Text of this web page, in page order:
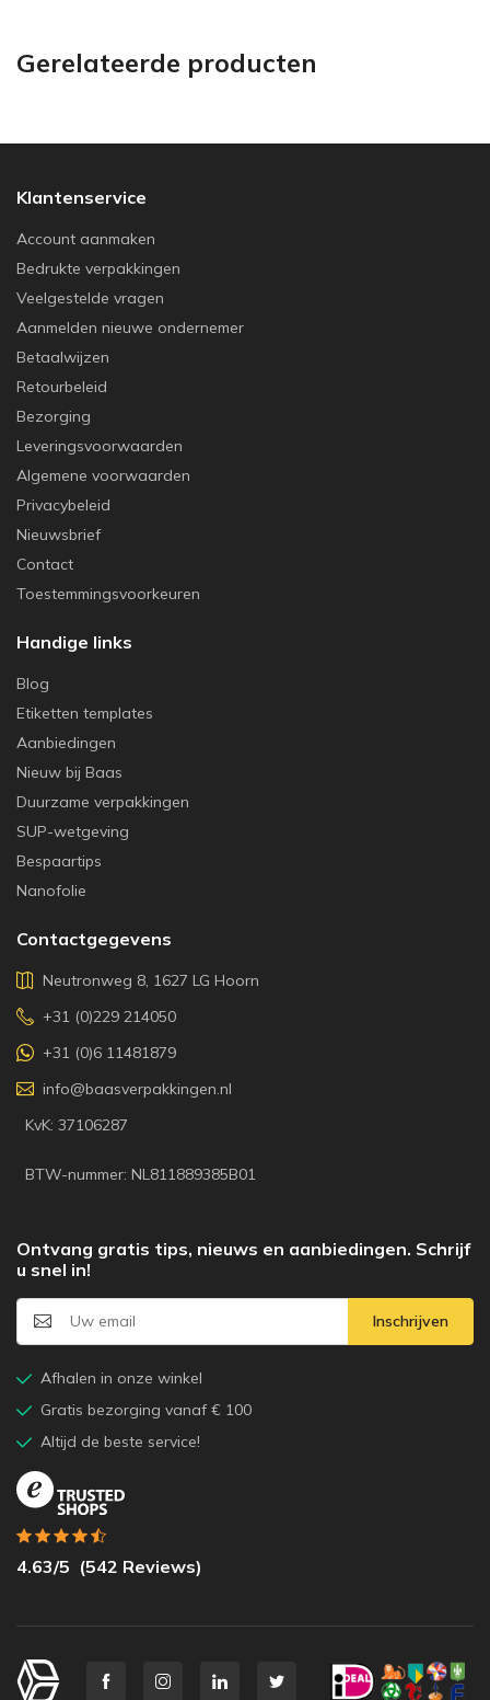
Gerelateerde producten
Klantenservice
Account aanmaken
Bedrukte verpakkingen
Veelgestelde vragen
Aanmelden nieuwe ondernemer
Betaalwijzen
Retourbeleid
Bezorging
Leveringsvoorwaarden
Algemene voorwaarden
Privacybeleid
Nieuwsbrief
Contact
Toestemmingsvoorkeuren
Handige links
Blog
Etiketten templates
Aanbiedingen
Nieuw bij Baas
Duurzame verpakkingen
SUP-wetgeving
Bespaartips
Nanofolie
Contactgegevens
Neutronweg 8, 1627 LG Hoorn
+31 (0)229 214050
+31 (0)6 11481879
info@baasverpakkingen.nl
KvK: 37106287
BTW-nummer: NL811889385B01
Ontvang gratis tips, nieuws en aanbiedingen. Schrijf
u snel in!
Inschrijven
Afhalen in onze winkel
Gratis bezorging vanaf € 100
Altijd de beste service!
4.63/5 (542 Reviews)